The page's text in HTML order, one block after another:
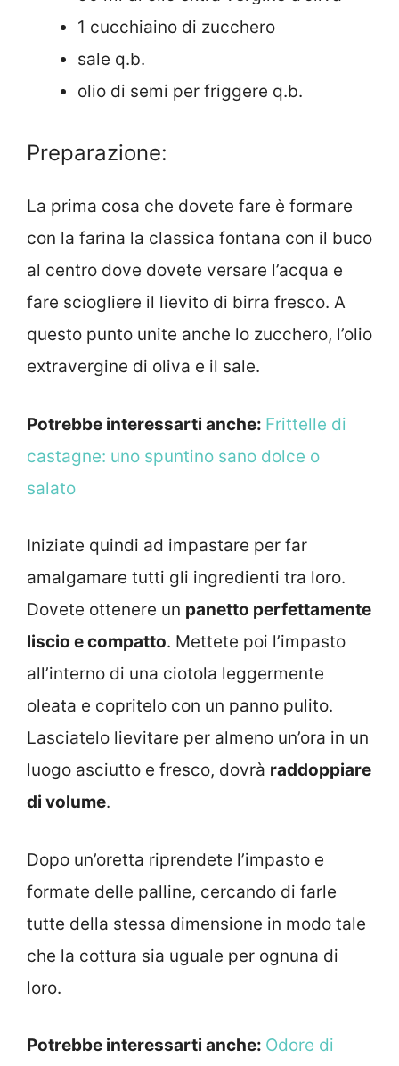
1 cucchiaino di zucchero
sale q.b.
olio di semi per friggere q.b.
Preparazione:
La prima cosa che dovete fare è formare
con la farina la classica fontana con il buco
al centro dove dovete versare l’acqua e
fare sciogliere il lievito di birra fresco. A
questo punto unite anche lo zucchero, l’olio
extravergine di oliva e il sale.
Potrebbe interessarti anche: Frittelle di
castagne: uno spuntino sano dolce o
salato
Iniziate quindi ad impastare per far
amalgamare tutti gli ingredienti tra loro.
Dovete ottenere un panetto perfettamente
liscio e compatto. Mettete poi l’impasto
all’interno di una ciotola leggermente
oleata e copritelo con un panno pulito.
Lasciatelo lievitare per almeno un’ora in un
luogo asciutto e fresco, dovrà raddoppiare
di volume.
Dopo un’oretta riprendete l’impasto e
formate delle palline, cercando di farle
tutte della stessa dimensione in modo tale
che la cottura sia uguale per ognuna di
loro.
Potrebbe interessarti anche: Odore di